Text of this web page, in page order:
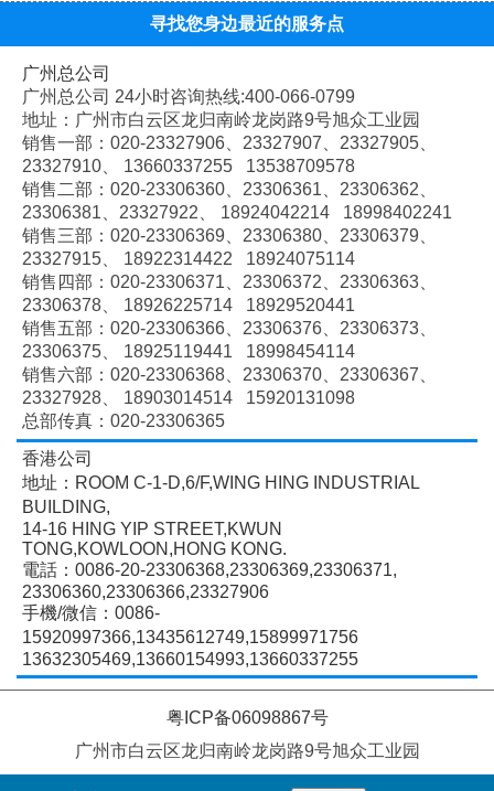
寻找您身边最近的服务点
广州总公司
广州总公司 24小时咨询热线:400-066-0799
地址：广州市白云区龙归南岭龙岗路9号旭众工业园
销售一部：020-23327906、 23327907、 23327905、
23327910、
13660337255 13538709578
销售二部：020-23306360、 23306361、 23306362、
23306381、 23327922、
18924042214 18998402241
销售三部：020-23306369、 23306380、 23306379、
23327915、
18922314422 18924075114
销售四部：020-23306371、 23306372、 23306363、
23306378、
18926225714 18929520441
销售五部：020-23306366、 23306376、 23306373、
23306375、
18925119441 18998454114
销售六部：020-23306368、 23306370、 23306367、
23327928、
18903014514 15920131098
总部传真：020-23306365
香港公司
地址：ROOM C-1-D,6/F,WING HING INDUSTRIAL
BUILDING,
14-16 HING YIP STREET,KWUN
TONG,KOWLOON,HONG KONG.
電話：0086-20-23306368,23306369,23306371,
23306360,23306366,23327906
手機/微信：0086-
15920997366,13435612749,15899971756
13632305469,13660154993,13660337255
粤ICP备06098867号
广州市白云区龙归南岭龙岗路9号旭众工业园